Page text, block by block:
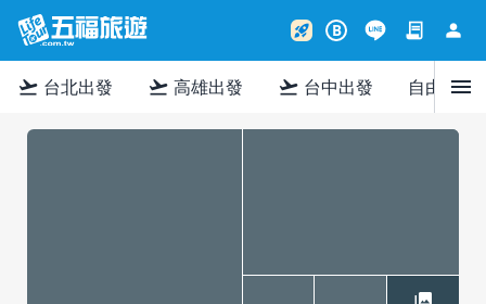
rocket_launch B contract person
flight_takeoff 台北出發 flight_takeoff 高雄出發 flight_takeoff 台中出發 自由行menu